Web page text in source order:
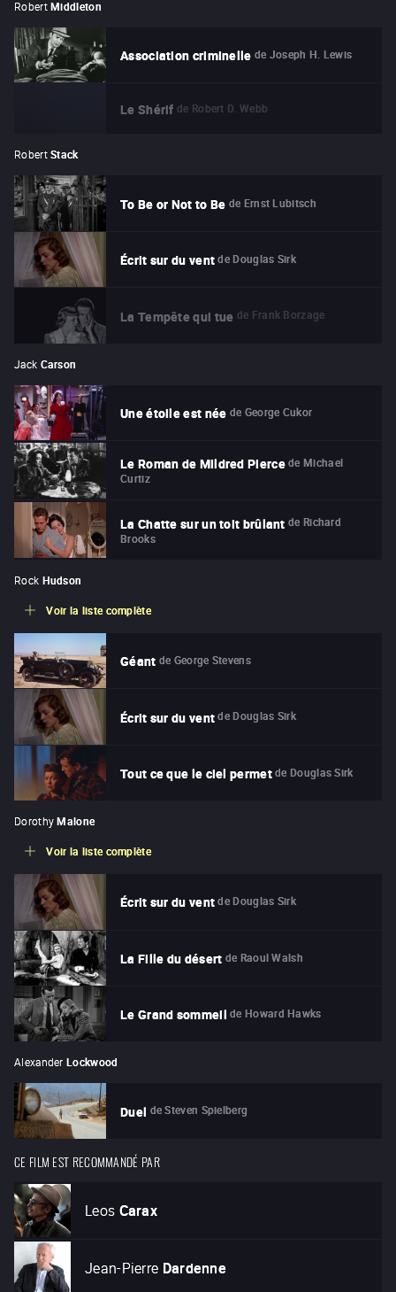
Robert Middleton
Association criminelle de Joseph H. Lewis
Le Shérif de Robert D. Webb
Robert Stack
To Be or Not to Be de Ernst Lubitsch
Écrit sur du vent de Douglas Sirk
La Tempête qui tue de Frank Borzage
Jack Carson
Une étoile est née de George Cukor
Le Roman de Mildred Pierce de Michael
Curtiz
La Chatte sur un toit brûlant de Richard
Brooks
Rock Hudson
Voir la liste complète
Géant de George Stevens
Écrit sur du vent de Douglas Sirk
Tout ce que le ciel permet de Douglas Sirk
Dorothy Malone
Voir la liste complète
Écrit sur du vent de Douglas Sirk
La Fille du désert de Raoul Walsh
Le Grand sommeil de Howard Hawks
Alexander Lockwood
Duel de Steven Spielberg
CE FILM EST RECOMMANDÉ PAR
Leos Carax
Jean-Pierre Dardenne